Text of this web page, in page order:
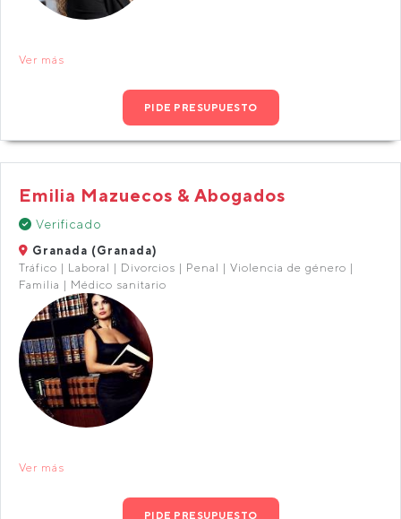
Ver más
PIDE PRESUPUESTO
Emilia Mazuecos & Abogados
Verificado
Granada (Granada)
Tráfico | Laboral | Divorcios | Penal | Violencia de género |
Familia | Médico sanitario
Ver más
PIDE PRESUPUESTO